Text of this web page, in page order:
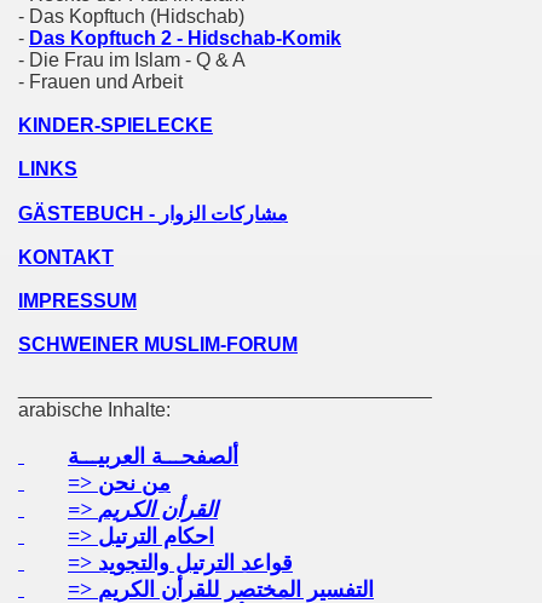
- Das Kopftuch (Hidschab)
- Das Kopftuch 2 - Hidschab-Komik
- Die Frau im Islam - Q & A
- Frauen und Arbeit
KINDER-SPIELECKE
LINKS
GÄSTEBUCH - مشاركات الزوار
KONTAKT
IMPRESSUM
SCHWEINER MUSLIM-FORUM
arabische Inhalte:
ألصفحـــة العربيـــة
=> من نحن
=> القرأن الكريم
=> احكام الترتيل
=> قواعد الترتيل والتجويد
=> التفسير المختصر للقرأن الكريم